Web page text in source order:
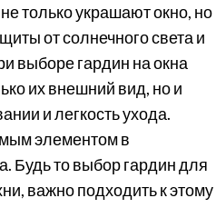
только украшают окно, но
от солнечного света и
выборе гардин на окна
их внешний вид, но и
и легкость ухода.
элементом в
Будь то выбор гардин для
важно подходить к этому